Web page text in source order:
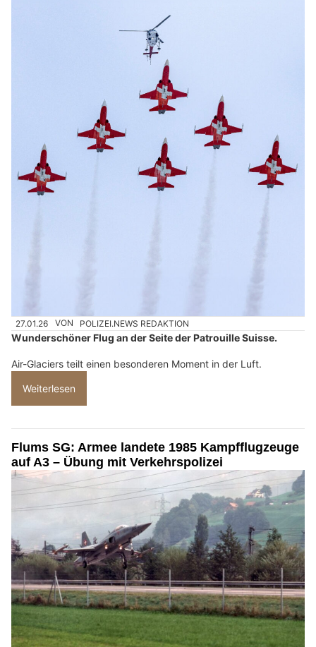
27.01.26 VON POLIZEI.NEWS REDAKTION
Wunderschöner Flug an der Seite der Patrouille Suisse.
Air-Glaciers teilt einen besonderen Moment in der Luft.
Weiterlesen
Flums SG: Armee landete 1985 Kampfflugzeuge
auf A3 – Übung mit Verkehrspolizei